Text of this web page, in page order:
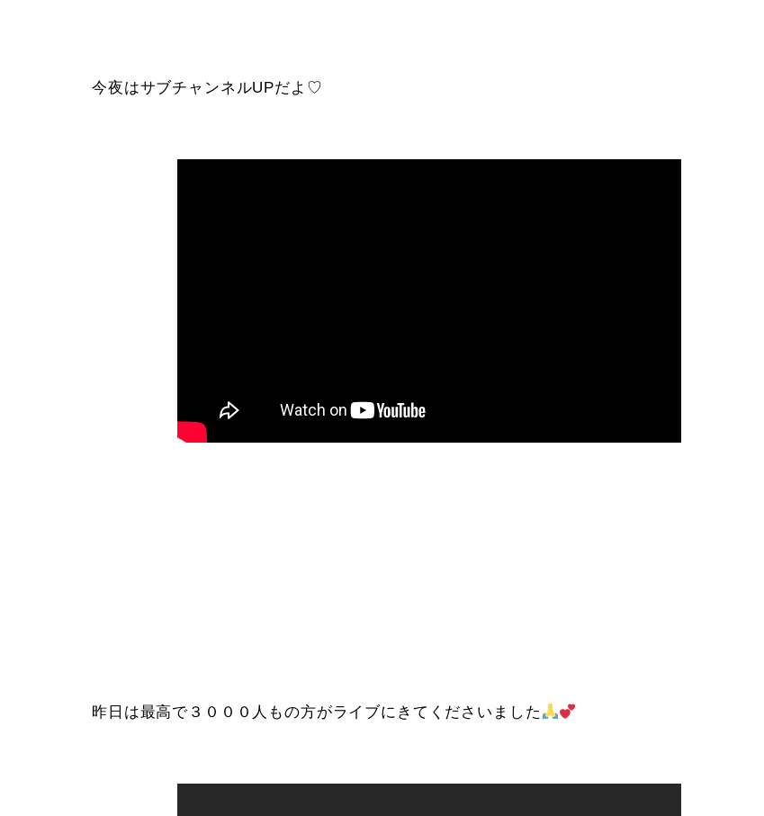
今夜はサブチャンネルUPだよ♡
昨日は最高で３０００人もの方がライブにきてくださいました